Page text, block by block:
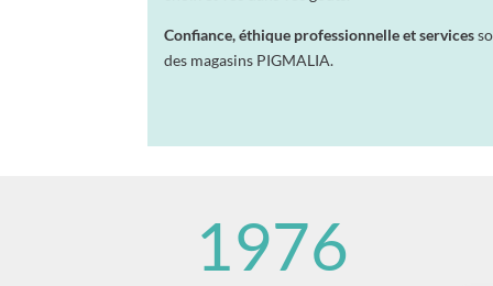
Confiance, éthique professionnelle et services
des magasins PIGMALIA.
1976